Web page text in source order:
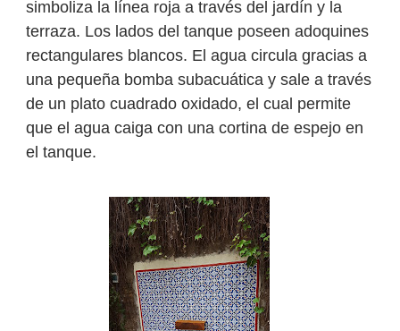
simboliza la línea roja a través del jardín y la
terraza. Los lados del tanque poseen adoquines
rectangulares blancos. El agua circula gracias a
una pequeña bomba subacuática y sale a través
de un plato cuadrado oxidado, el cual permite
que el agua caiga con una cortina de espejo en
el tanque.